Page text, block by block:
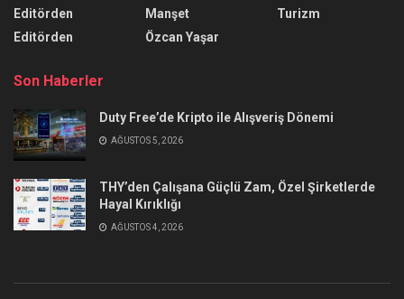
Editörden
Editörden
Manşet
Özcan Yaşar
Turizm
Son Haberler
Duty Free’de Kripto ile Alışveriş Dönemi
AĞUSTOS 5, 2026
THY’den Çalışana Güçlü Zam, Özel Şirketlerde
Hayal Kırıklığı
AĞUSTOS 4, 2026